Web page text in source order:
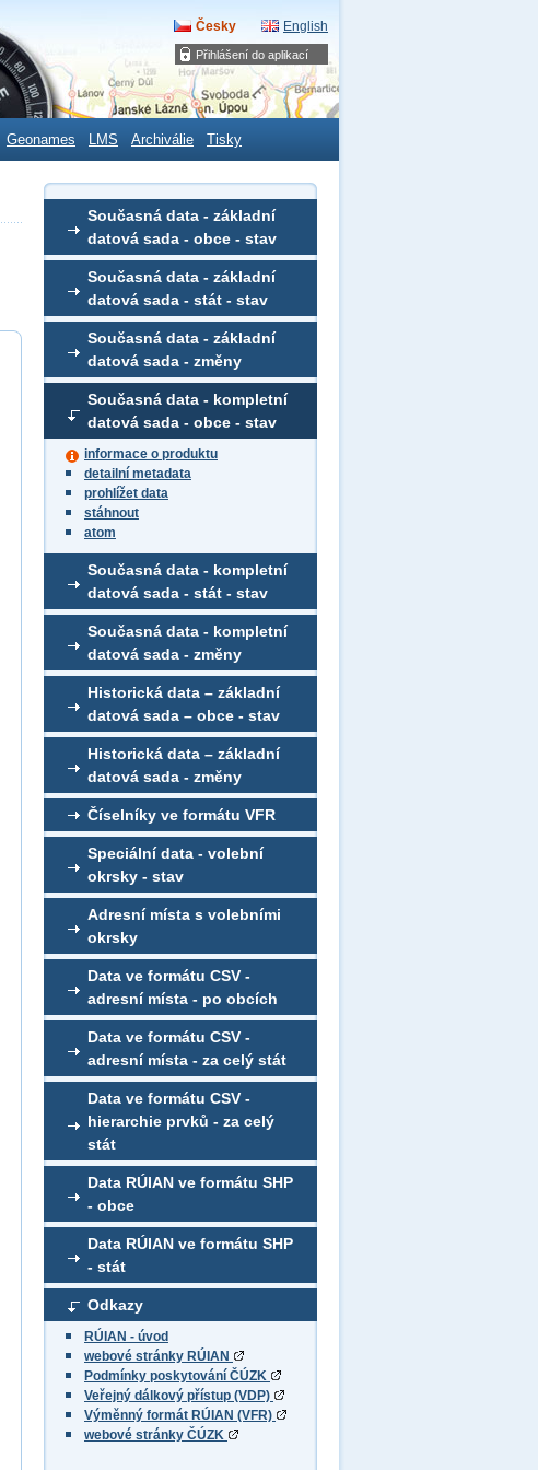
Přihlášení do aplikací
Česky English
Geonames LMS Archiválie Tisky
Současná data - základní
datová sada - obce - stav
Současná data - základní
datová sada - stát - stav
Současná data - základní
datová sada - změny
Současná data - kompletní
datová sada - obce - stav
informace o produktu
detailní metadata
prohlížet data
stáhnout
atom
Současná data - kompletní
datová sada - stát - stav
Současná data - kompletní
datová sada - změny
Historická data – základní
datová sada – obce - stav
Historická data – základní
datová sada - změny
Číselníky ve formátu VFR
Speciální data - volební
okrsky - stav
Adresní místa s volebními
okrsky
Data ve formátu CSV -
adresní místa - po obcích
Data ve formátu CSV -
adresní místa - za celý stát
Data ve formátu CSV -
hierarchie prvků - za celý
stát
Data RÚIAN ve formátu SHP
- obce
Data RÚIAN ve formátu SHP
- stát
Odkazy
RÚIAN - úvod
webové stránky RÚIAN
Podmínky poskytování ČÚZK
Veřejný dálkový přístup (VDP)
Výměnný formát RÚIAN (VFR)
webové stránky ČÚZK